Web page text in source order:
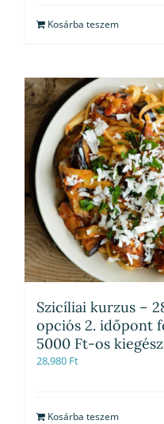
Kosárba teszem
Szicíliai kurzus –
opciós 2. időpont
5000 Ft-os
28,980 Ft
Kosárba teszem